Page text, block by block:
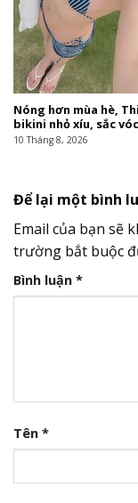
Nóng hơn mùa hè,
bikini nhỏ xíu, sắc
10 Tháng 8, 2026
Để lại một bình
Email của bạn sẽ
trường bắt buộc
Bình luận *
Tên *